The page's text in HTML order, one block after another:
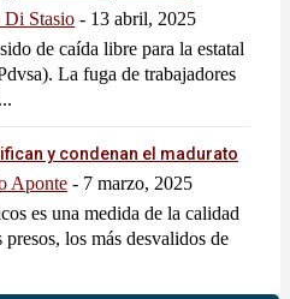
Di Stasio - 13 abril, 2025
de caída libre para la estatal
La fuga de trabajadores
y condenan el madurato
Aponte - 7 marzo, 2025
es una medida de la calidad
los más desvalidos de